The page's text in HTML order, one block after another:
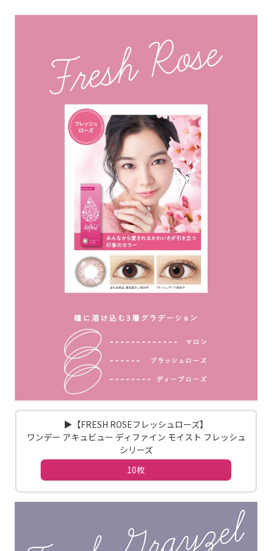
▶【FRESH ROSEフレッシュローズ】
ワンデー アキュビュー ディファイン モイスト フレッシュ
シリーズ
10枚